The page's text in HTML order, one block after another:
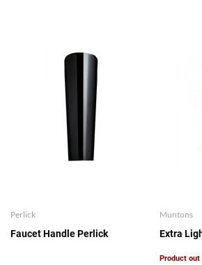
Perlick
Faucet Handle Perlick
Muntons
Extra
Product